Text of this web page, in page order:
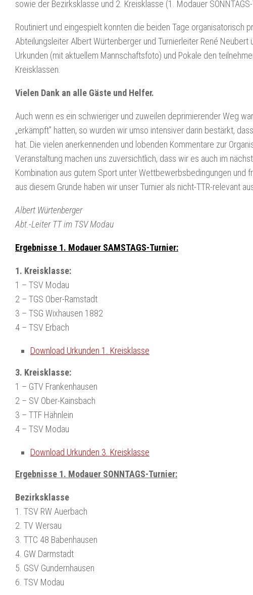
sowie der Bezirksklasse und 2. Kreisklasse (1. Modauer SONNTAGS-
Routiniert und eingespielt konnten die beiden Tage organisatorisch
Abteilungsleiter Albert Würtenberger und Turnierleiter René
Urkunden (mit aktuellem Mannschaftsfoto) und Pokale den
Kreisklassen.
Vielen Dank an alle Gäste und Helfer.
Auch wenn es ein schwieriger und zuweilen deprimierender Weg
„erkämpft” hatten, so wurden wir umso intensiver darin bestärkt,
hat. Die vielen anerkennenden und lobenden Kommentare zur
Veranstaltung machen uns zuversichtlich, dass wir es auch im
Kombination aus gutem Sport unter Wettbewerbsbedingungen und
aus diesem Grunde haben wir unser Turnier als nicht-TTR-relevant
Albert Würtenberger
Abt.-Leiter TT im TSV Modau
Ergebnisse 1. Modauer SAMSTAGS-Turnier:
1. Kreisklasse:
1 – TSV Modau
2 – TGS Ober-Ramstadt
3 – TSG Wixhausen 1882
4 – TSV Erbach
Download Urkunden 1. Kreisklasse
3. Kreisklasse:
1 – GTV Frankenhausen
2 – SV Ober-Kainsbach
3 – TTF Hähnlein
4 – TSV Modau
Download Urkunden 3. Kreisklasse
Ergebnisse 1. Modauer SONNTAGS-Turnier:
Bezirksklasse
1. TSV RW Auerbach
2. TV Wersau
3. TTC 48 Babenhausen
4. GW Darmstadt
5. GSV Gundernhausen
6. TSV Modau